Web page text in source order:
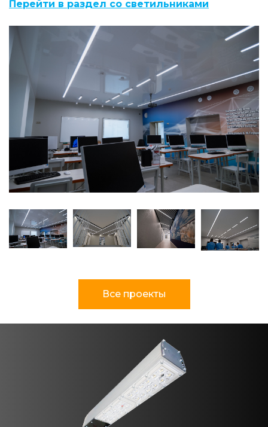
Перейти в раздел со светильниками
Все проекты